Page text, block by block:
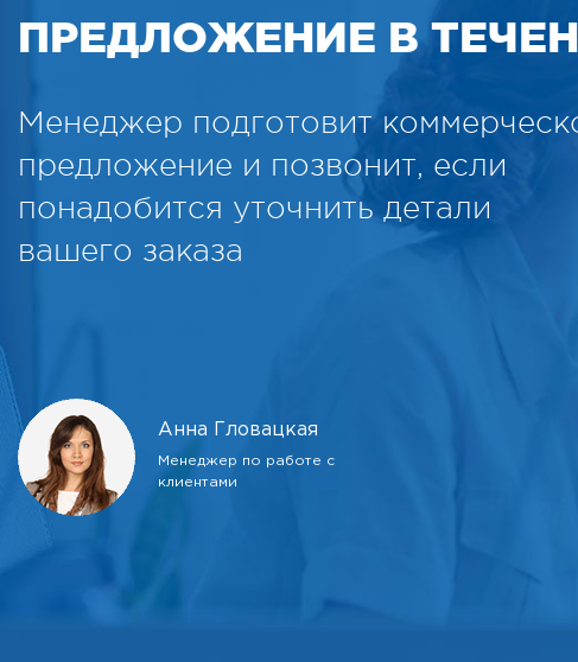
ПРЕДЛОЖЕНИЕ В
Менеджер подготовит
предложение и позвонит, если
понадобится уточнить детали
вашего заказа
Анна Гловацкая
Менеджер по работе с
клиентами